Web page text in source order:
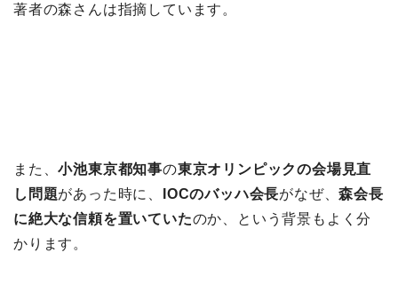
著者の森さんは指摘しています。
また、小池東京都知事の東京オリンピックの会場見直
し問題があった時に、 IOCのバッハ会長がなぜ、森会長
に絶大な信頼を置いていたのか、という背景もよく分
かります。